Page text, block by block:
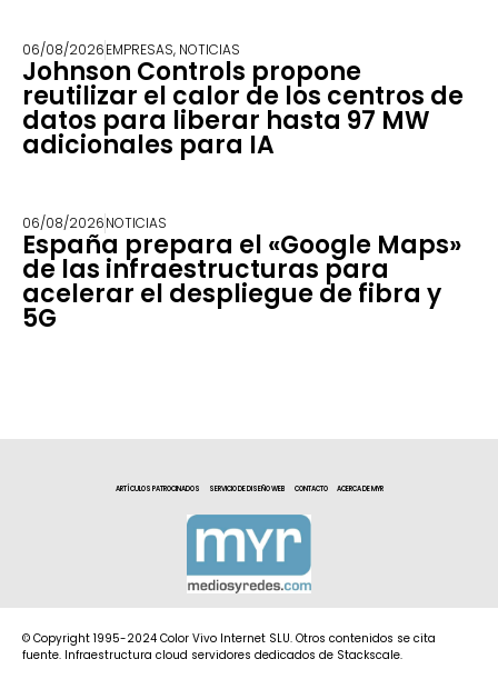
06/08/2026EMPRESAS, NOTICIAS
Johnson Controls propone
reutilizar el calor de los centros de
datos para liberar hasta 97 MW
adicionales para IA
06/08/2026NOTICIAS
España prepara el «Google Maps»
de las infraestructuras para
acelerar el despliegue de fibra y
5G
ARTÍCULOS PATROCINADOS SERVICIO DE DISEÑO WEB CONTACTO ACERCA DE MYR
© Copyright 1995-2024 Color Vivo Internet SLU. Otros contenidos se cita
fuente. Infraestructura cloud servidores dedicados de Stackscale.